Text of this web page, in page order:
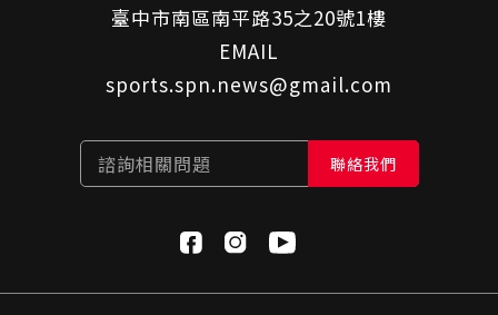
臺中市南區南平路35之20號1樓
EMAIL
sports.spn.news@gmail.com
諮詢相關問題 聯絡我們